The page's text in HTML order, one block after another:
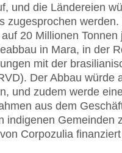
und die Ländereien
zugesprochen
20 Millionen
in Mara, in der
mit der
Der Abbau würde
und zudem werde
aus dem
indigenen Gemeinden
Corpozulia